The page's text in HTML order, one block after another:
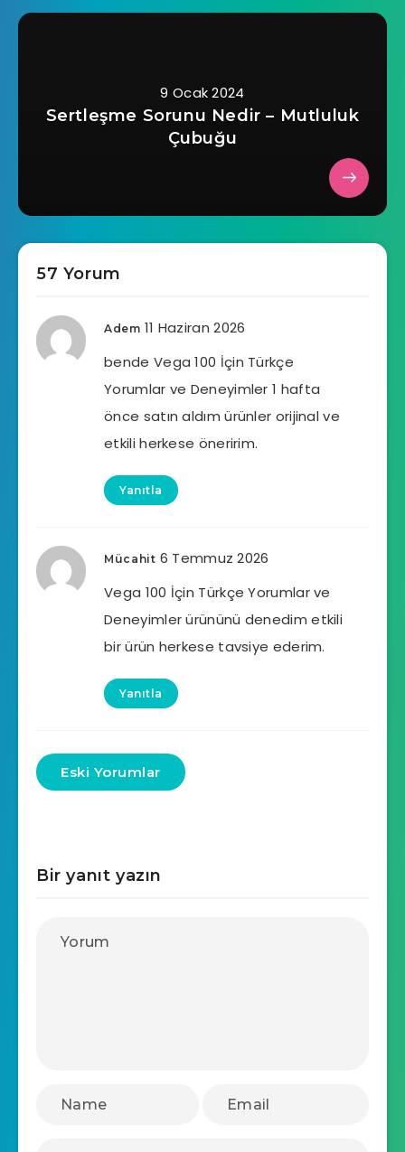
9 Ocak 2024
Sertleşme Sorunu Nedir – Mutluluk
Çubuğu
57 Yorum
Adem 11 Haziran 2026
bende Vega 100 İçin Türkçe
Yorumlar ve Deneyimler 1 hafta
önce satın aldım ürünler orijinal ve
etkili herkese öneririm.
Yanıtla
Mücahit 6 Temmuz 2026
Vega 100 İçin Türkçe Yorumlar ve
Deneyimler ürününü denedim etkili
bir ürün herkese tavsiye ederim.
Yanıtla
Eski Yorumlar
Bir yanıt yazın